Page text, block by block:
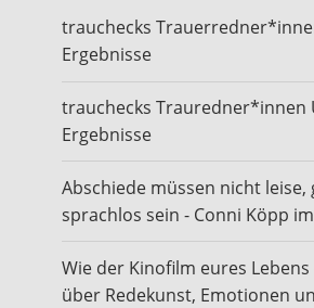
trauchecks
Ergebnisse
trauchecks Trauredner*innen
Ergebnisse
Abschiede müssen nicht leise,
sprachlos sein - Conni Köpp
Wie der Kinofilm eures Lebens
über Redekunst, Emotionen